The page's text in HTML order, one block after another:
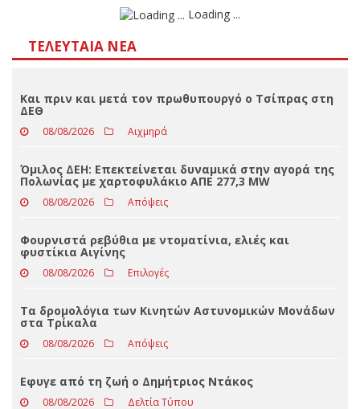
ΤΕΛΕΥΤΑΊΑ ΝΈΑ
Και πριν και μετά τον πρωθυπουργό ο Τσίπρας στη
ΔΕΘ
08/08/2026 Αιχμηρά
Όμιλος ΔΕΗ: Επεκτείνεται δυναμικά στην αγορά της
Πολωνίας με χαρτοφυλάκιο ΑΠΕ 277,3 MW
08/08/2026 Απόψεις
Φουρνιστά ρεβύθια με ντοματίνια, ελιές και
φυστίκια Αιγίνης
08/08/2026 Επιλογές
Τα δρομολόγια των Κινητών Αστυνομικών Μονάδων
στα Τρίκαλα